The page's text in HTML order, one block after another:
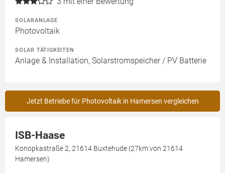
SOLARANLAGE
Photovoltaik
SOLAR TÄTIGKEITEN
Anlage & Installation, Solarstromspeicher / PV Batterie
Jetzt Betriebe für Photovoltaik in Hamersen vergleichen
ISB-Haase
Konopkastraße 2, 21614 Buxtehude (27km von 21614
Hamersen)